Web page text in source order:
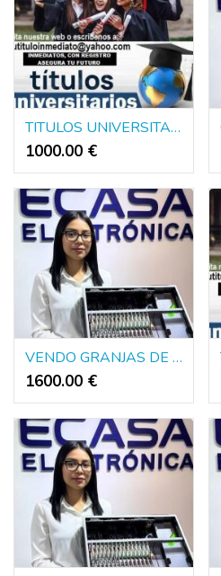
TITULOS UNIVERSITARIOS DE EUROPA Y AMERICA
1000.00 €
VENDO GRANJAS DE BOTS ENVIO NACIONAL E INTERNACIONAL
1600.00 €